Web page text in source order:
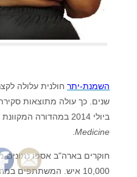
השמנת-יתר
ביולי 2014 במהדורה המקוונת של כתב העת PLOS
Medicine
.
10,000 איש. המשתתפים